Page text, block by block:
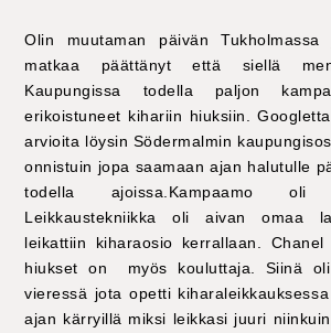
Olin muutaman päivän
matkaa päättänyt että siellä
Kaupungissa todella paljon
erikoistuneet kihariin hiuksiin.
arvioita löysin Södermalmin
onnistuin jopa saamaan ajan halutulle
todella ajoissa.Kampaamo
Leikkaustekniikka oli aivan omaa
leikattiin kiharaosio kerrallaan.
hiukset on myös kouluttaja. Siinä oli
vieressä jota opetti
ajan kärryillä miksi leikkasi juuri